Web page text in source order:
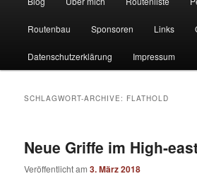
Routenbau Sponsoren Links
Datenschutzerklärung Impressum
SCHLAGWORT-ARCHIVE: FLATHOLD
Neue Griffe im High-
Veröffentlicht am3. März 2018